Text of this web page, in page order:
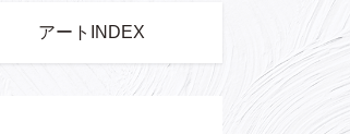
アートINDEX